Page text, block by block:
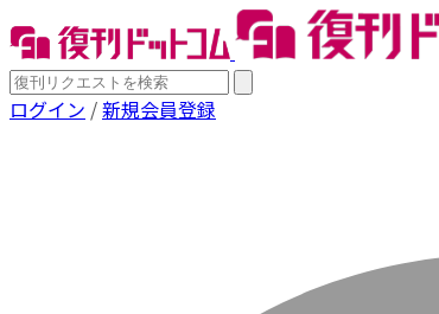
ログイン /新規会員登録